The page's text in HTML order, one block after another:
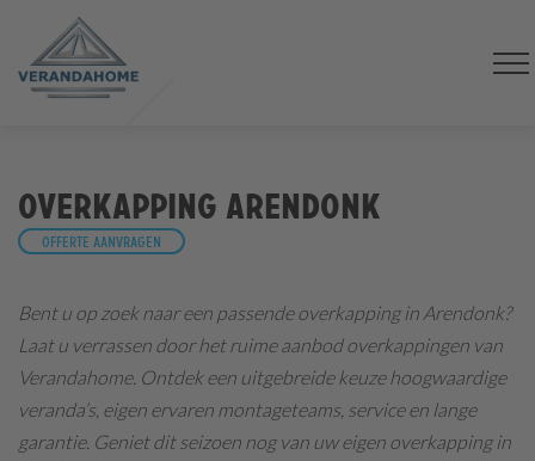
Overkapping Arendonk
Offerte aanvragen
Bent u op zoek naar een passende overkapping in Arendonk?
Laat u verrassen door het ruime aanbod overkappingen van
Verandahome. Ontdek een uitgebreide keuze hoogwaardige
veranda’s, eigen ervaren montageteams, service en lange
garantie. Geniet dit seizoen nog van uw eigen overkapping in